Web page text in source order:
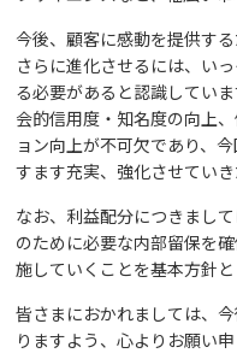
今後、顧客に感動を提供す
さらに進化させるには、い
る必要があると認識してい
会的信用度・知名度の向上
ョン向上が不可欠であり、
すます充実、強化させていき
なお、利益配分につきまし
のために必要な内部留保を
施していくことを基本方針と
皆さまにおかれましては、
りますよう、心よりお願い申